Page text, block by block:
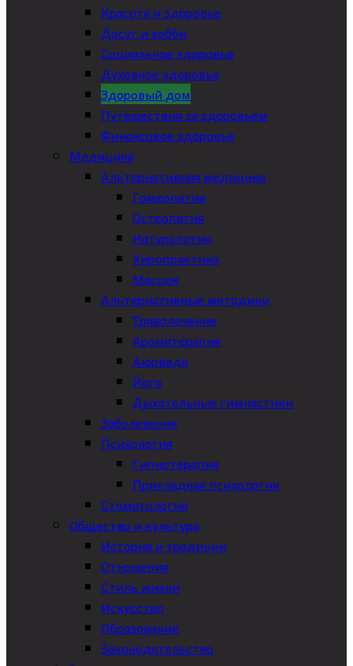
Красота и здоровье
Досуг и хобби
Социальное здоровье
Духовное здоровье
Здоровый дом
Путешествия за здоровьем
Финансовое здоровье
Медицина
Альтернативная медицина
Гомеопатия
Остеопатия
Натуропатия
Хиропрактика
Массаж
Альтернативные методики
Траволечение
Ароматерапия
Аюрведа
Йога
Дыхательные гимнастики
Заболевания
Психология
Гипнотерапия
Прикладная психология
Стоматология
Общество и культура
История и традиции
Отношения
Стиль жизни
Искусство
Образование
Законодательство